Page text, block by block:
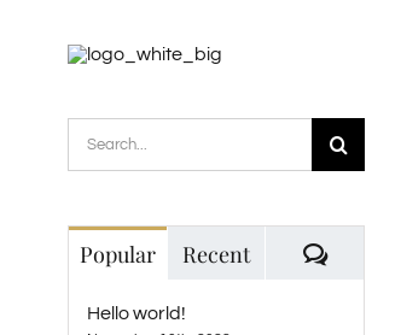
Search
for:
Popular Recent
Hello world!